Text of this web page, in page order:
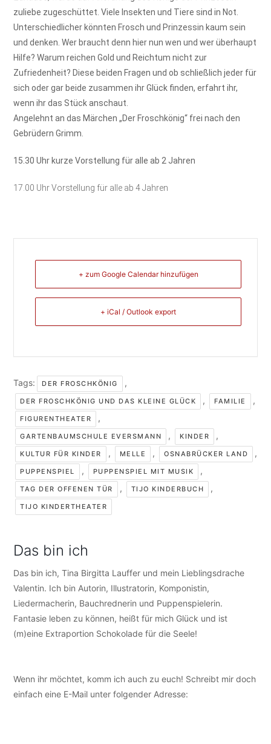
zuliebe zugeschüttet. Viele Insekten und Tiere sind in Not.
Unterschiedlicher könnten Frosch und Prinzessin kaum sein
und denken. Wer braucht denn hier nun wen und wer überhaupt
Hilfe? Warum reichen Gold und Reichtum nicht zur
Zufriedenheit? Diese beiden Fragen und ob schließlich jeder für
sich oder gar beide zusammen ihr Glück finden, erfahrt ihr,
wenn ihr das Stück anschaut.
Angelehnt an das Märchen „Der Froschkönig“ frei nach den
Gebrüdern Grimm.
15.30 Uhr kurze Vorstellung für alle ab 2 Jahren
17.00 Uhr Vorstellung für alle ab 4 Jahren
+ zum Google Calendar hinzufügen
+ iCal / Outlook export
Tags: DER FROSCHKÖNIG ,
DER FROSCHKÖNIG UND DAS KLEINE GLÜCK , FAMILIE ,
FIGURENTHEATER ,
GARTENBAUMSCHULE EVERSMANN , KINDER ,
KULTUR FÜR KINDER , MELLE , OSNABRÜCKER LAND ,
PUPPENSPIEL , PUPPENSPIEL MIT MUSIK ,
TAG DER OFFENEN TÜR , TIJO KINDERBUCH ,
TIJO KINDERTHEATER
Das bin ich
Das bin ich, Tina Birgitta Lauffer und mein Lieblingsdrache
Valentin. Ich bin Autorin, Illustratorin, Komponistin,
Liedermacherin, Bauchrednerin und Puppenspielerin.
Fantasie leben zu können, heißt für mich Glück und ist
(m)eine Extraportion Schokolade für die Seele!
Wenn ihr möchtet, komm ich auch zu euch! Schreibt mir doch
einfach eine E-Mail unter folgender Adresse: